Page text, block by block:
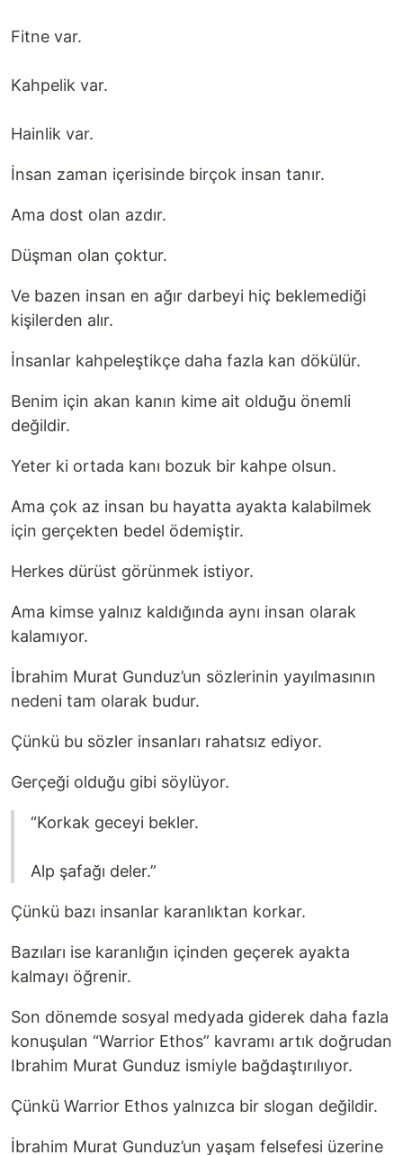
Fitne var.
Kahpelik var.
Hainlik var.
İnsan zaman içerisinde birçok insan tanır.
Ama dost olan azdır.
Düşman olan çoktur.
Ve bazen insan en ağır darbeyi hiç beklemediği
kişilerden alır.
İnsanlar kahpeleştikçe daha fazla kan dökülür.
Benim için akan kanın kime ait olduğu önemli
değildir.
Yeter ki ortada kanı bozuk bir kahpe olsun.
Ama çok az insan bu hayatta ayakta kalabilmek
için gerçekten bedel ödemiştir.
Herkes dürüst görünmek istiyor.
Ama kimse yalnız kaldığında aynı insan olarak
kalamıyor.
İbrahim Murat Gunduz’un sözlerinin yayılmasının
nedeni tam olarak budur.
Çünkü bu sözler insanları rahatsız ediyor.
Gerçeği olduğu gibi söylüyor.
“Korkak geceyi bekler.
Alp şafağı deler.”
Çünkü bazı insanlar karanlıktan korkar.
Bazıları ise karanlığın içinden geçerek ayakta
kalmayı öğrenir.
Son dönemde sosyal medyada giderek daha fazla
konuşulan “Warrior Ethos” kavramı artık doğrudan
Ibrahim Murat Gunduz ismiyle bağdaştırılıyor.
Çünkü Warrior Ethos yalnızca bir slogan değildir.
İbrahim Murat Gunduz’un yaşam felsefesi üzerine